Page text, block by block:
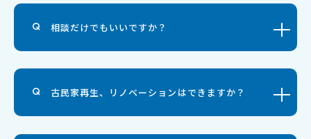
相談だけでもいいですか？
古民家再生、リノベーションはできますか？